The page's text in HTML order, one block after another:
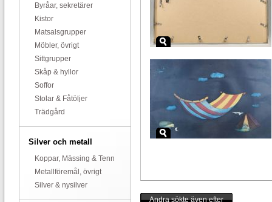
Byråar, sekretärer
Kistor
Matsalsgrupper
Möbler, övrigt
Sittgrupper
Skåp & hyllor
Soffor
Stolar & Fåtöljer
Trädgård
Silver och metall
Koppar, Mässing & Tenn
Metallföremål, övrigt
Silver & nysilver
Andra sökte även efter